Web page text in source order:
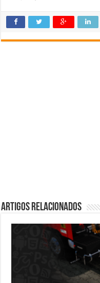
Artigos Relacionados